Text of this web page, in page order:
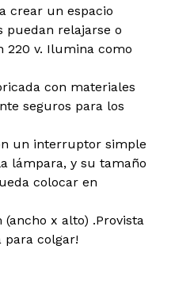
crear un espacio
puedan relajarse o
220 v. Ilumina como
con materiales
seguros para los
un interruptor simple
lámpara, y su tamaño
colocar en
(ancho x alto) .Provista
para colgar!